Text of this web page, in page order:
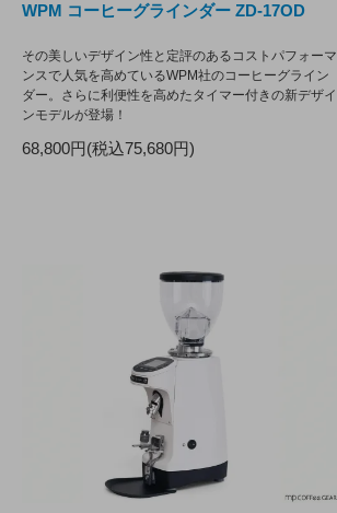
WPM コーヒーグラインダー ZD-17OD
その美しいデザイン性と定評のあるコストパフォーマ
ンスで人気を高めているWPM社のコーヒーグライン
ダー。さらに利便性を高めたタイマー付きの新デザイ
ンモデルが登場！
68,800円(税込75,680円)